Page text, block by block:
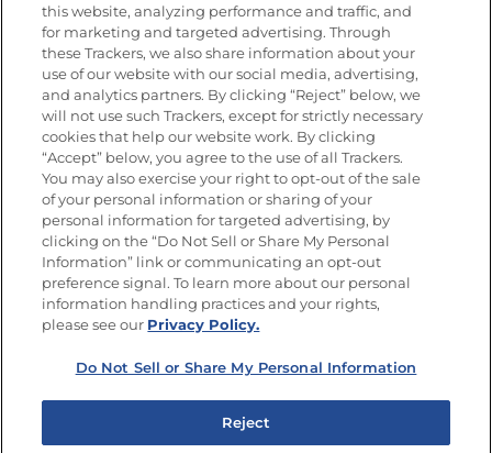
Únete a La Cocina Goya®
Recibe Nuevas Recetas, Ofertas Especiales y
Promociones
Email(Obligatorio)
SÍGUENOS EN LAS REDES SOCIALES
Política de privacidad
this website, analyzing performance and traffic, and
for marketing and targeted advertising. Through
these Trackers, we also share information about your
use of our website with our social media, advertising,
and analytics partners. By clicking “Reject” below, we
will not use such Trackers, except for strictly necessary
cookies that help our website work. By clicking
“Accept” below, you agree to the use of all Trackers.
You may also exercise your right to opt-out of the sale
of your personal information or sharing of your
personal information for targeted advertising, by
clicking on the “Do Not Sell or Share My Personal
Information” link or communicating an opt-out
preference signal. To learn more about our personal
information handling practices and your rights,
please see our Privacy Policy.
Do Not Sell or Share My Personal Information
Reject